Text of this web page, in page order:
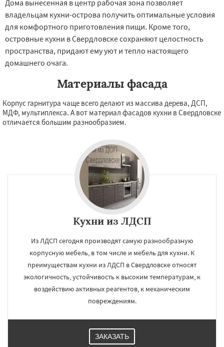
Дома вынесенная в центр рабочая зона позволяет
владельцам кухни-острова получить оптимальные условия
для комфортного приготовления пищи. Кроме того,
островные кухни в Свердловске сохраняют целостность
пространства, придают ему уют и тепло настоящего
домашнего очага.
Материалы фасада
Корпус гарнитура чаще всего делают из массива дерева, ДСП,
МДФ, мультиплекса. А вот материал фасадов кухни в Свердловске
отличается большим разнообразием.
Кухни из ЛДСП
Из ЛДСП сегодня производят самую разнообразную
корпусную мебель, в том числе и мебель для кухни. К
преимуществам кухни из ЛДСП в Свердловске относят
экологичность, устойчивость к высоким температурам, к
воздействию активных реагентов, к механическим
повреждениям.
ЗАКАЗАТЬ